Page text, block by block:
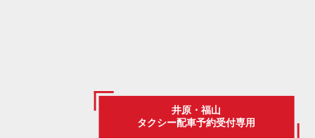
井原・福山
タクシー配車予約受付専用